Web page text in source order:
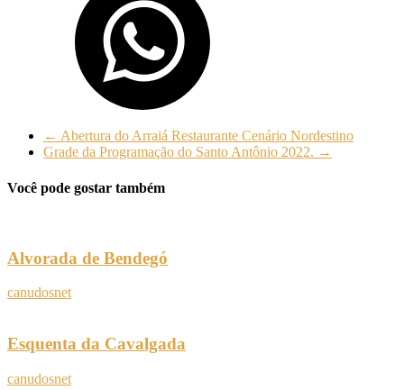
← Abertura do Arraiá Restaurante Cenário Nordestino
Grade da Programação do Santo Antônio 2022. →
Você pode gostar também
Alvorada de Bendegó
canudosnet
Esquenta da Cavalgada
canudosnet